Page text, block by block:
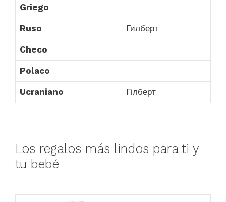
Griego
Ruso Гилберт
Checo
Polaco
Ucraniano Гілберт
Los regalos más lindos para ti y
tu bebé